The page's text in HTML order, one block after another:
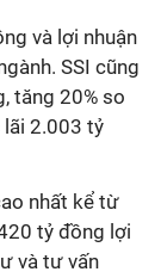
và lợi nhuận
SSI cũng
tăng 20% so
2.003 tỷ
nhất kể từ
tỷ đồng lợi
và tư vấn